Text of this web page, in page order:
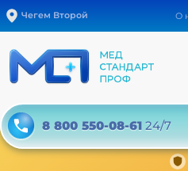
Чегем Второй О
8 800 550-08-61 24/7